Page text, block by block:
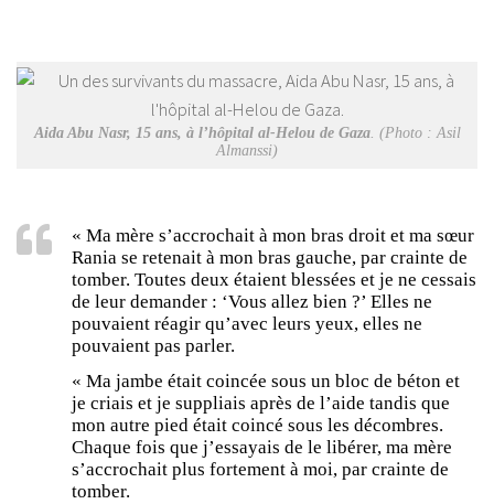
Aida Abu Nasr, 15 ans, à l’hôpital al-Helou de Gaza. (Photo : Asil
Almanssi)
« Ma mère s’accrochait à mon bras droit et ma sœur
Rania se retenait à mon bras gauche, par crainte de
tomber. Toutes deux étaient blessées et je ne cessais
de leur demander : ‘Vous allez bien ?’ Elles ne
pouvaient réagir qu’avec leurs yeux, elles ne
pouvaient pas parler.
« Ma jambe était coincée sous un bloc de béton et
je criais et je suppliais après de l’aide tandis que
mon autre pied était coincé sous les décombres.
Chaque fois que j’essayais de le libérer, ma mère
s’accrochait plus fortement à moi, par crainte de
tomber.